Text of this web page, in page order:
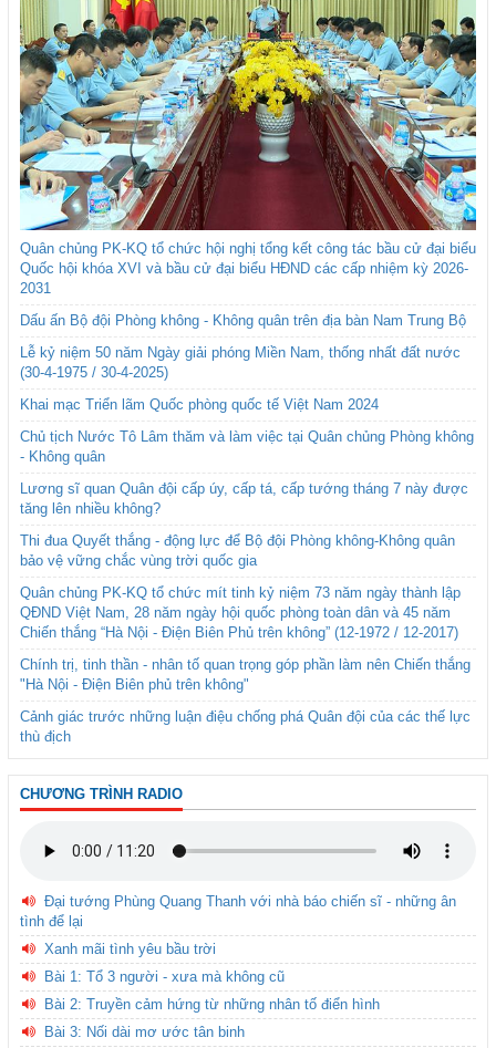
Quân chủng PK-KQ tổ chức hội nghị tổng kết công tác bầu cử đại biểu
Quốc hội khóa XVI và bầu cử đại biểu HĐND các cấp nhiệm kỳ 2026-
2031
Dấu ấn Bộ đội Phòng không - Không quân trên địa bàn Nam Trung Bộ
Lễ kỷ niệm 50 năm Ngày giải phóng Miền Nam, thống nhất đất nước
(30-4-1975 / 30-4-2025)
Khai mạc Triển lãm Quốc phòng quốc tế Việt Nam 2024
Chủ tịch Nước Tô Lâm thăm và làm việc tại Quân chủng Phòng không
- Không quân
Lương sĩ quan Quân đội cấp úy, cấp tá, cấp tướng tháng 7 này được
tăng lên nhiều không?
Thi đua Quyết thắng - động lực để Bộ đội Phòng không-Không quân
bảo vệ vững chắc vùng trời quốc gia
Quân chủng PK-KQ tổ chức mít tinh kỷ niệm 73 năm ngày thành lập
QĐND Việt Nam, 28 năm ngày hội quốc phòng toàn dân và 45 năm
Chiến thắng “Hà Nội - Điện Biên Phủ trên không” (12-1972 / 12-2017)
Chính trị, tinh thần - nhân tố quan trọng góp phần làm nên Chiến thắng
"Hà Nội - Điện Biên phủ trên không"
Cảnh giác trước những luận điệu chống phá Quân đội của các thế lực
thù địch
CHƯƠNG TRÌNH RADIO
Đại tướng Phùng Quang Thanh với nhà báo chiến sĩ - những ân
tình để lại
Xanh mãi tình yêu bầu trời
Bài 1: Tổ 3 người - xưa mà không cũ
Bài 2: Truyền cảm hứng từ những nhân tố điển hình
Bài 3: Nối dài mơ ước tân binh